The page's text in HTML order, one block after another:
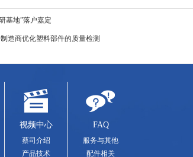
基地”落户嘉定
造商优化塑料部件的质量检测
视频中心
蔡司介绍
产品技术
FAQ
服务与其他
配件相关